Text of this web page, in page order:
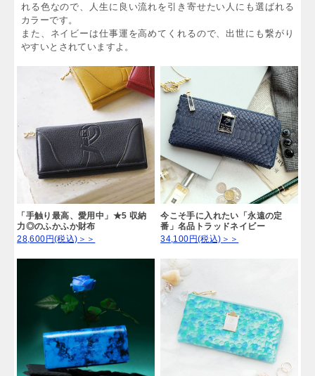
れる色なので、人生に良い流れを引き寄せたい人にも選ばれる
カラーです。
また、ネイビーは仕事運を高めてくれるので、出世にも繋がり
やすいとされていますよ。
「手触り最高、愛用中」★5 収納
力◎のふかふか財布
28,600円(税込)＞＞
今こそ手に入れたい「永遠の定
番」名品トラッドネイビー
34,100円(税込)＞＞